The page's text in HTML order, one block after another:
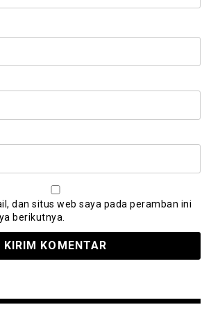
dan situs web saya pada peramban ini
berikutnya.